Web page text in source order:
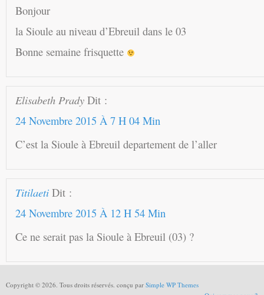
Bonjour
la Sioule au niveau d’Ebreuil dans le 03
Bonne semaine frisquette
Elisabeth Prady Dit :
24 Novembre 2015 À 7 H 04 Min
C’est la Sioule à Ebreuil departement de l’aller
Titilaeti Dit :
24 Novembre 2015 À 12 H 54 Min
Ce ne serait pas la Sioule à Ebreuil (03) ?
Copyright © 2026. Tous droits réservés. conçu par Simple WP Themes